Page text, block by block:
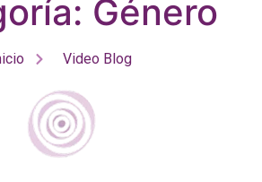
Género
Video Blog